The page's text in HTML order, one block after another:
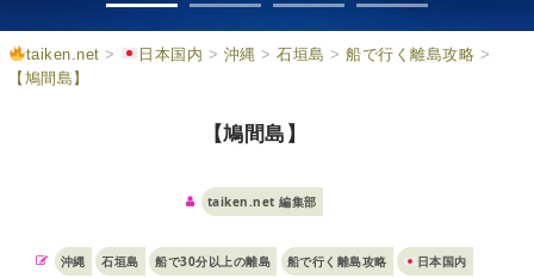
taiken.net > 日本国内 > 沖縄 >石垣島 >船で行く離島攻略 >
【鳩間島】
【鳩間島】
taiken.net 編集部
沖縄 石垣島 船で30分以上の離島 船で行く離島攻略 日本国内